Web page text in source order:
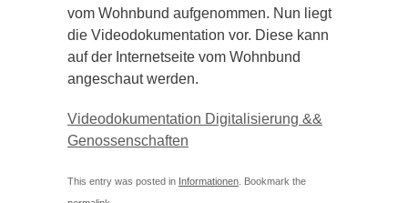
vom Wohnbund aufgenommen. Nun liegt
die Videodokumentation vor. Diese kann
auf der Internetseite vom Wohnbund
angeschaut werden.
Videodokumentation Digitalisierung &&
Genossenschaften
This entry was posted in Informationen . Bookmark the